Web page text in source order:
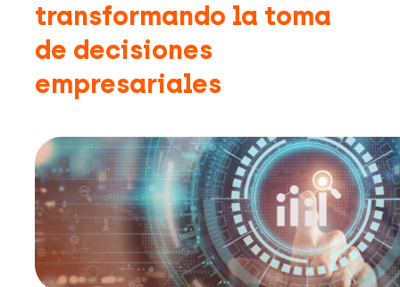
transformando la toma
de decisiones
empresariales